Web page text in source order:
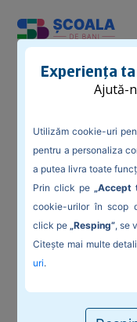
Blog / Pare real,
escrocheriile cu AI și
Pare real, dar
escrocheriile
Experiența
Ajută-
Utilizăm cookie-uri
pentru a personaliza
a putea livra toate
Prin click pe
„Accept
cookie-urilor în scop
click pe „Resping”, se
Citește mai multe
uri.